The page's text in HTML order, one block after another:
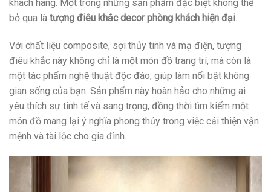
khách hàng. Một trong những sản phẩm đặc biệt không thể
bỏ qua là tượng điêu khắc decor phòng khách hiện đại
Với chất liệu composite, sợi thủy tinh và mạ điện, tượng
điêu khắc này không chỉ là một món đồ trang trí, mà còn là
một tác phẩm nghệ thuật độc đáo, giúp làm nổi bật không
gian sống của bạn. Sản phẩm này hoàn hảo cho những ai
yêu thích sự tinh tế và sang trọng, đồng thời tìm kiếm một
món đồ mang lại ý nghĩa phong thủy trong việc cải thiện vận
mệnh và tài lộc cho gia đình.